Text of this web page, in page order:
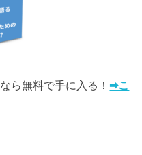
ら無料で手に入る！ ➡こ